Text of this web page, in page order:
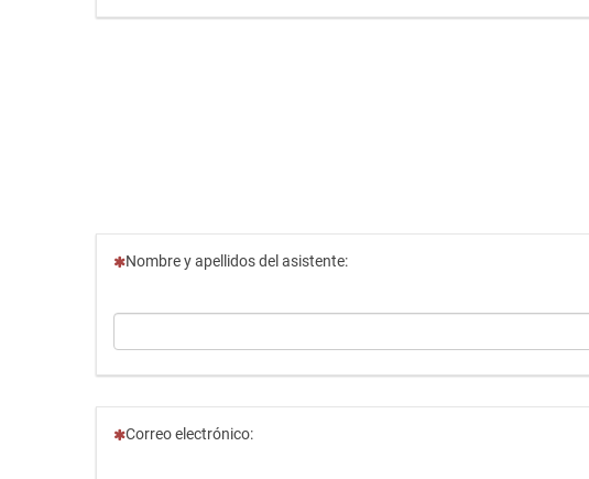
(Esta pregunta es obligatoria)
Nombre y apellidos del asistente:
(Esta pregunta es obligatoria)
Correo electrónico: